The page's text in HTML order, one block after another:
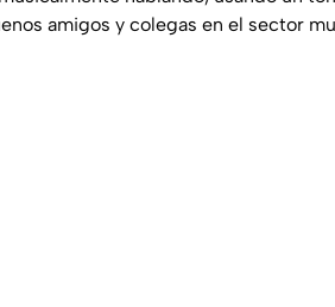
amigos y colegas en el sector